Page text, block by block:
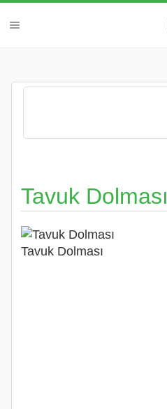
Tavuk Dolması
Tavuk Dolması